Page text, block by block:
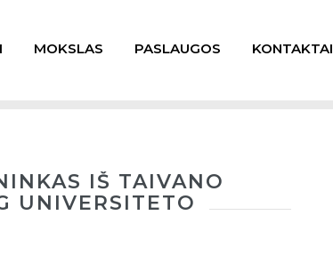
MOKSLAS PASLAUGOS KONTAKTAI
IŠ TAIVANO
UNIVERSITETO